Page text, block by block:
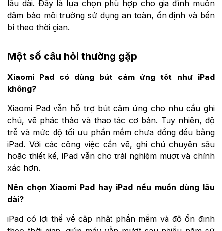
lâu dài. Đây là lựa chọn phù hợp cho gia đình muốn
đảm bảo môi trường sử dụng an toàn, ổn định và bền
bỉ theo thời gian.
Một số câu hỏi thường gặp
Xiaomi Pad có dùng bút cảm ứng tốt như iPad
không?
Xiaomi Pad vẫn hỗ trợ bút cảm ứng cho nhu cầu ghi
chú, vẽ phác thảo và thao tác cơ bản. Tuy nhiên, độ
trễ và mức độ tối ưu phần mềm chưa đồng đều bằng
iPad. Với các công việc cần vẽ, ghi chú chuyên sâu
hoặc thiết kế, iPad vẫn cho trải nghiệm mượt và chính
xác hơn.
Nên chọn Xiaomi Pad hay iPad nếu muốn dùng lâu
dài?
iPad có lợi thế về cập nhật phần mềm và độ ổn định